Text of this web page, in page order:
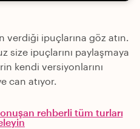
verdiği ipuçlarına göz atın.
size ipuçlarını paylaşmaya
kendi versiyonlarını
can atıyor.
rehberli tüm turları